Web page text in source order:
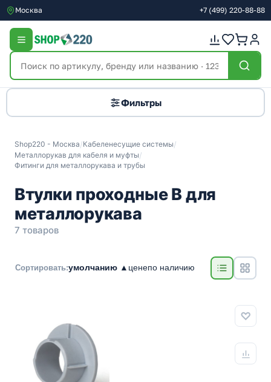
Москва +7 (499) 220-88-88
Фильтры
Shop220 - Москва/Кабеленесущие системы/
Металлорукав для кабеля и муфты/
Фитинги для металлорукава и трубы
Втулки проходные В для
металлорукава
7 товаров
Сортировать:умолчанию ▲ ценепо наличию